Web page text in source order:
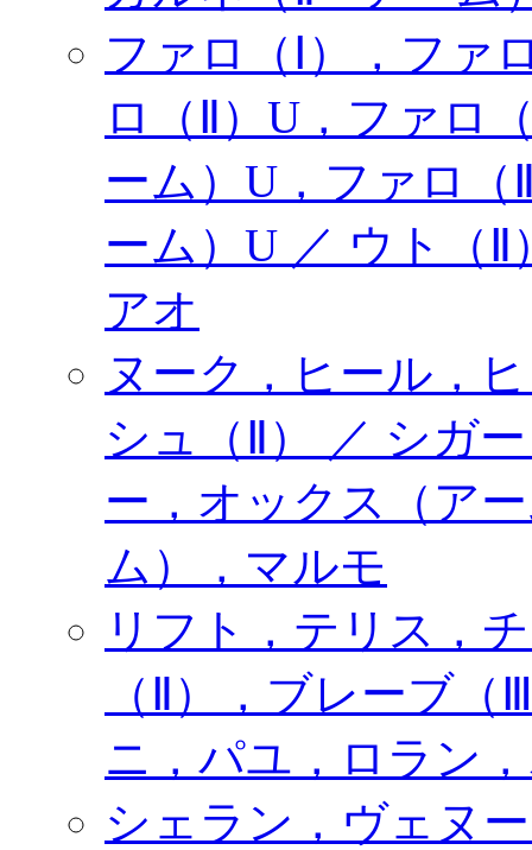
ファロ（Ⅰ），ファ
ロ（Ⅱ）U，ファロ
ーム）U，ファロ（
ーム）U ／ ウト（
アオ
ヌーク，ヒール，
シュ（Ⅱ） ／ シガ
ー，オックス（ア
ム），マルモ
リフト，テリス，
（Ⅱ），ブレーブ
ニ，パユ，ロラン
シェラン，ヴェヌ